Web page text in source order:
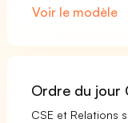
Voir le modèle
Ordre du jour
CSE et Relations